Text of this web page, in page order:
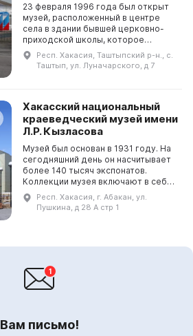
23 февраля 1996 года был открыт
музей, расположенный в центре
села в здании бывшей церковно-
приходской школы, которое
датируется началом прошлого
века. Это одноэтажное строение из
кирпича ручной работ...
Респ. Хакасия, Таштыпский р-н., с.
Таштып, ул. Луначарского, д 7
Хакасский национальный
краеведческий музей имени
Л.Р. Кызласова
Музей был основан в 1931 году. На
сегодняшний день он насчитывает
более 140 тысяч экспонатов.
Коллекции музея включают в себя
редкие предметы из камня, бронзы
и железа, украшения и оружие
различных эп...
Респ. Хакасия, г. Абакан, ул.
Пушкина, д 28 А стр 1
Вам письмо!